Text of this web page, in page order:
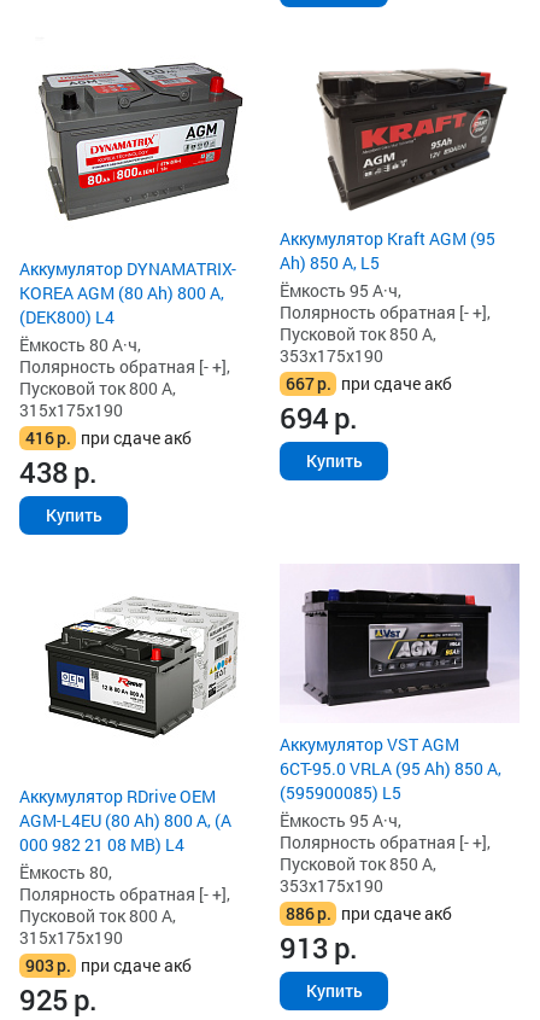
Аккумулятор DYNAMATRIX-
KOREA AGM (80 Ah) 800 А,
(DEK800) L4
Ёмкость 80 А·ч,
Полярность обратная [- +],
Пусковой ток 800 А,
315x175x190
416р. при сдаче акб
438р.
Купить
Аккумулятор Kraft AGM (95
Ah) 850 А, L5
Ёмкость 95 А·ч,
Полярность обратная [- +],
Пусковой ток 850 А,
353x175x190
667р. при сдаче акб
694р.
Купить
Аккумулятор RDrive OEM
AGM-L4EU (80 Ah) 800 А, (A
000 982 21 08 MB) L4
Ёмкость 80,
Полярность обратная [- +],
Пусковой ток 800 А,
315x175x190
903р. при сдаче акб
925р.
Аккумулятор VST AGM
6СТ-95.0 VRLA (95 Ah) 850 А,
(595900085) L5
Ёмкость 95 А·ч,
Полярность обратная [- +],
Пусковой ток 850 А,
353x175x190
886р. при сдаче акб
913р.
Купить